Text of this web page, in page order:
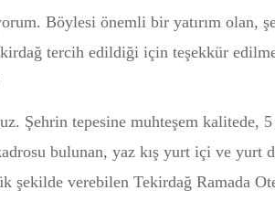
Böylesi önemli bir yatırım olan,
tercih edildiği için teşekkür
Şehrin tepesine muhteşem kalitede, 5
bulunan, yaz kış yurt içi ve yurt
şekilde verebilen Tekirdağ Ramada